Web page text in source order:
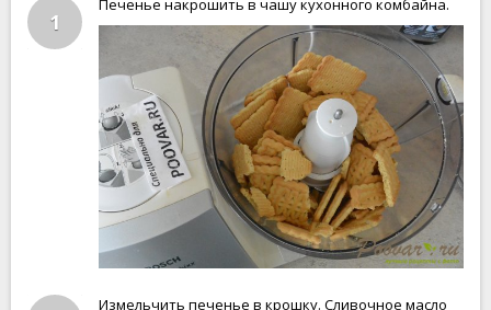
1
Печенье накрошить в чашу кухонного комбайна.
Измельчить печенье в крошку. Сливочное масло